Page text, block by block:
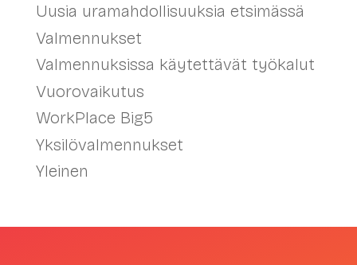
Uusia uramahdollisuuksia etsimässä
Valmennukset
Valmennuksissa käytettävät työkalut
Vuorovaikutus
WorkPlace Big5
Yksilövalmennukset
Yleinen